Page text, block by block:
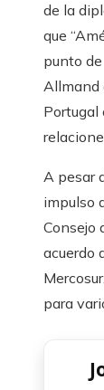
de la
que
punto
Allmand
Portugal
A pesar
impulso
Consejo
acuerdo
para